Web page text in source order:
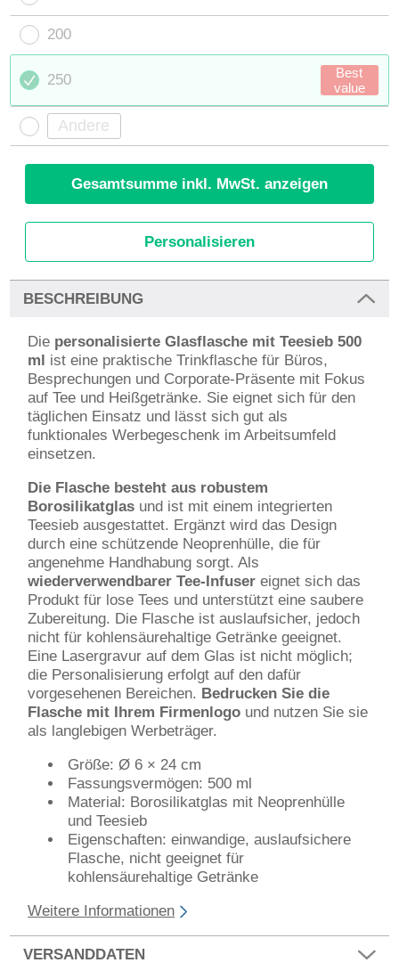
200
250
Best
value
Gesamtsumme inkl. MwSt. anzeigen
Personalisieren
BESCHREIBUNG
Die personalisierte Glasflasche mit Teesieb 500
ml ist eine praktische Trinkflasche für Büros,
Besprechungen und Corporate-Präsente mit Fokus
auf Tee und Heißgetränke. Sie eignet sich für den
täglichen Einsatz und lässt sich gut als
funktionales Werbegeschenk im Arbeitsumfeld
einsetzen.
Die Flasche besteht aus robustem
Borosilikatglas und ist mit einem integrierten
Teesieb ausgestattet. Ergänzt wird das Design
durch eine schützende Neoprenhülle, die für
angenehme Handhabung sorgt. Als
wiederverwendbarer Tee-Infusereignet sich das
Produkt für lose Tees und unterstützt eine saubere
Zubereitung. Die Flasche ist auslaufsicher, jedoch
nicht für kohlensäurehaltige Getränke geeignet.
Eine Lasergravur auf dem Glas ist nicht möglich;
die Personalisierung erfolgt auf den dafür
vorgesehenen Bereichen. Bedrucken Sie die
Flasche mit Ihrem Firmenlogo und nutzen Sie sie
als langlebigen Werbeträger.
Größe: Ø 6 × 24 cm
Fassungsvermögen: 500 ml
Material: Borosilikatglas mit Neoprenhülle
und Teesieb
Eigenschaften: einwandige, auslaufsichere
Flasche, nicht geeignet für
kohlensäurehaltige Getränke
Weitere Informationen
VERSANDDATEN